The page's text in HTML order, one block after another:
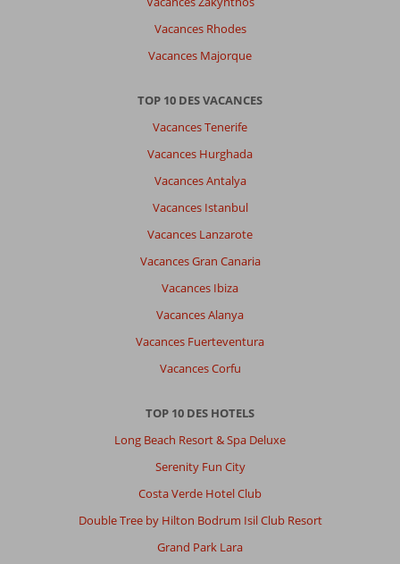
Vacances Rhodes
Vacances Majorque
TOP 10 DES VACANCES
Vacances Tenerife
Vacances Hurghada
Vacances Antalya
Vacances Istanbul
Vacances Lanzarote
Vacances Gran Canaria
Vacances Ibiza
Vacances Alanya
Vacances Fuerteventura
Vacances Corfu
TOP 10 DES HOTELS
Long Beach Resort & Spa Deluxe
Serenity Fun City
Costa Verde Hotel Club
Double Tree by Hilton Bodrum Isil Club Resort
Grand Park Lara